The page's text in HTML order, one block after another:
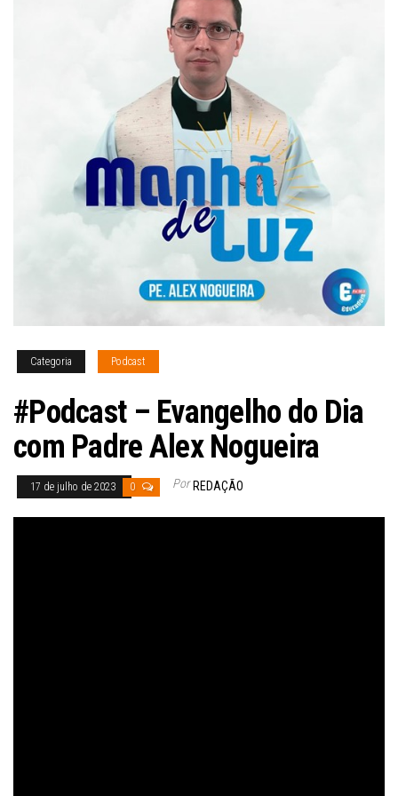
Categoria Podcast
#Podcast – Evangelho do Dia
com Padre Alex Nogueira
17 de julho de 2023 0 Por REDAÇÃO